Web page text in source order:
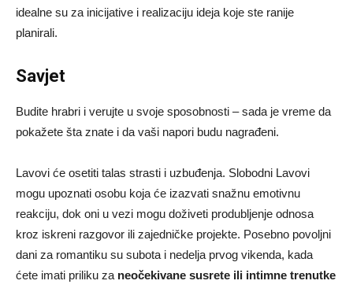
idealne su za inicijative i realizaciju ideja koje ste ranije
planirali.
Savjet
Budite hrabri i verujte u svoje sposobnosti – sada je vreme da
pokažete šta znate i da vaši napori budu nagrađeni.
Lavovi će osetiti talas strasti i uzbuđenja. Slobodni Lavovi
mogu upoznati osobu koja će izazvati snažnu emotivnu
reakciju, dok oni u vezi mogu doživeti produbljenje odnosa
kroz iskreni razgovor ili zajedničke projekte. Posebno povoljni
dani za romantiku su subota i nedelja prvog vikenda, kada
ćete imati priliku za neočekivane susrete ili intimne trenutke